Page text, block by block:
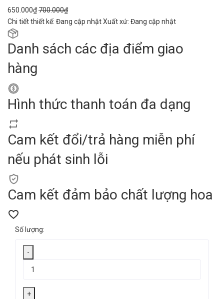
650.000₫700.000₫
Chi tiết thiết kế: Đang cập nhậtXuất xứ: Đang cập nhật
Danh sách các địa điểm giao
hàng
Hình thức thanh toán đa dạng
Cam kết đổi/trả hàng miễn phí
nếu phát sinh lỗi
Cam kết đảm bảo chất lượng hoa
Số lượng:
-
+